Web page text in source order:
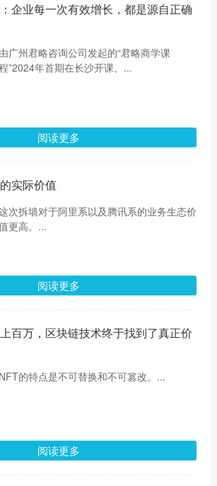
企业每一次有效增长，都是源自正确
由广州君略咨询公司发起的“君略商学课
”2024年首期在长沙开课。...
阅读更多
实际价值
次拆墙对于阿里系以及腾讯系的业务生态价
更高。...
阅读更多
百万，区块链技术终于找到了真正价
NFT的特点是不可替换和不可篡改。...
阅读更多